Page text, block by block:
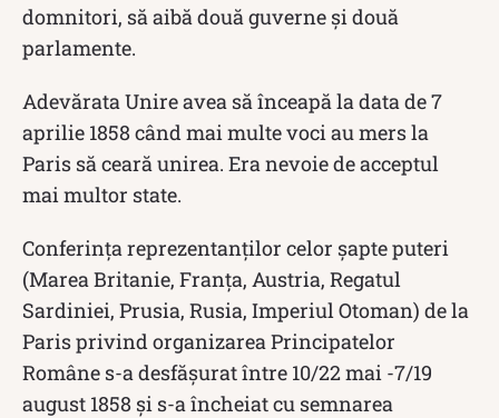
domnitori, să aibă două guverne şi două
parlamente.
Adevărata Unire avea să înceapă la data de 7
aprilie 1858 când mai multe voci au mers la
Paris să ceară unirea. Era nevoie de acceptul
mai multor state.
Conferinţa reprezentanţilor celor şapte puteri
(Marea Britanie, Franţa, Austria, Regatul
Sardiniei, Prusia, Rusia, Imperiul Otoman) de la
Paris privind organizarea Principatelor
Române s-a desfăşurat între 10/22 mai -7/19
august 1858 şi s-a încheiat cu semnarea